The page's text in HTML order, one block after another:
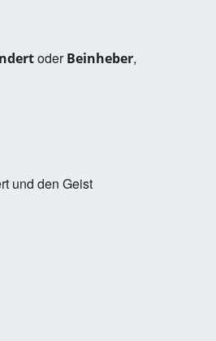
oderBeinheber,
und den Geist